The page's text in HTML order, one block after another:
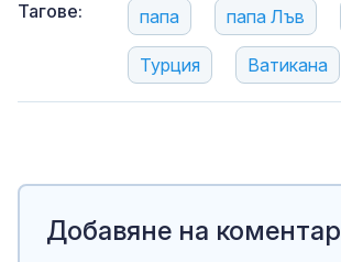
Тагове: папа папа Лъв
Турция Ватикана
Добавяне на коментар